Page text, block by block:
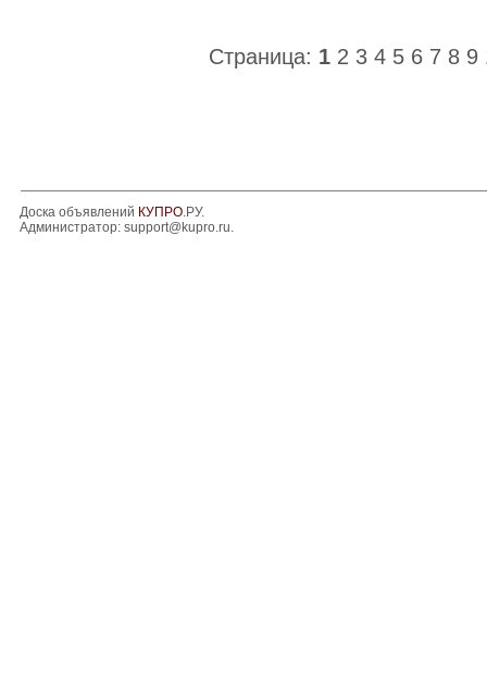
Страница: 1 2 3 4 5 6 7 8 9
Доска объявлений КУПРО.РУ.
Администратор: support@kupro.ru.